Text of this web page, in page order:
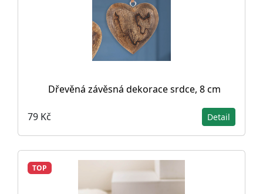
Dřevěná závěsná dekorace srdce, 8 cm
79 Kč Detail
TOP